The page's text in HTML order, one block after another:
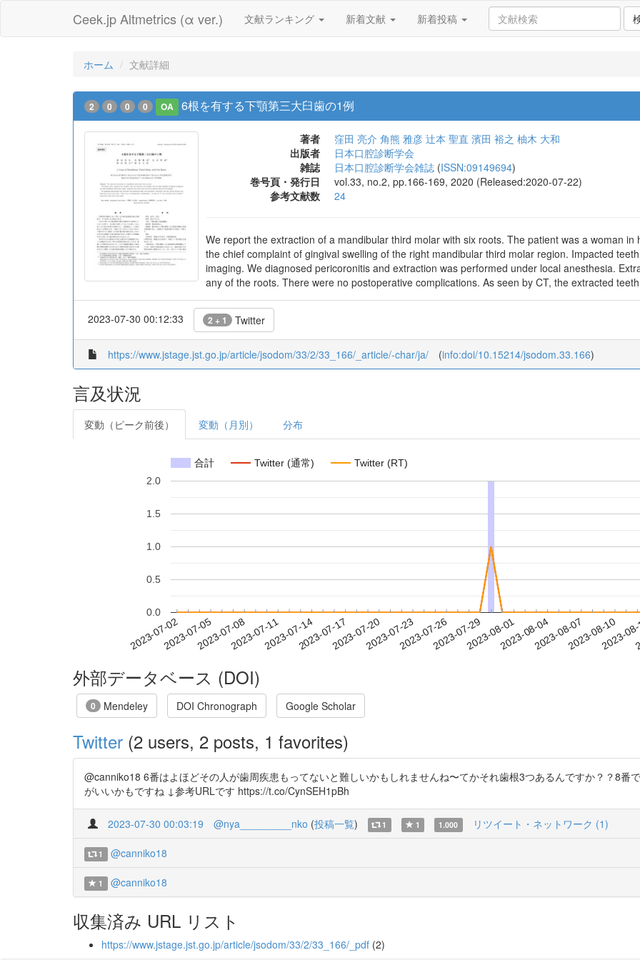
Ceek.jp Altmetrics (α ver.) 文献ランキング 新着文献 新着投稿
ホーム 文献詳細
2 0 0 0 OA 6根を有する下顎第三大臼歯の1例
著者 窪田 亮介 角熊 雅彦 辻本 聖直 濱田 裕之 柚木 大和
出版者
日本口腔診断学会
雑誌
日本口腔診断学会雑誌 (ISSN:09149694)
巻号頁・発行日
vol.33, no.2, pp.166-169, 2020 (Released:2020-07-22)
参考文献数
24
We report the extraction of a mandibular third molar with six roots. The patient was a woman
the chief complaint of gingival swelling of the right mandibular third molar region. Impacted
imaging. We diagnosed pericoronitis and extraction was performed under local anesthesia.
any of the roots. There were no postoperative complications. As seen by CT, the extracted
2023-07-30 00:12:33 2 + 1 Twitter
https://www.jstage.jst.go.jp/article/jsodom/33/2/33_166/_article/-char/ja/ (info:doi/10.15214/jsodom.33.166)
言及状況
変動（ピーク前後） 変動（月別） 分布
合計 Twitter (通常) Twitter (RT)
2023-07-022023-07-052023-07-082023-07-112023-07-142023-07-172023-07-202023-07-232023-07-262023-07-292023-08-012023-08-042023-08-072023-08-10
2023-
0.0
0.5
1.0
1.5
2.0
外部データベース (DOI)
0 Mendeley DOI Chronograph Google Scholar
Twitter (2 users, 2 posts, 1 favorites)
@canniko18 6番はよほどその人が歯周疾患もってないと難しいかもしれませんね〜てかそれ歯根3つあるんですか？？8番
がいいかもですね ↓参考URLです https://t.co/CynSEH1pBh
2023-07-30 00:03:19 @nya_________nko (投稿一覧) 1 1 1.000 リツイート・ネットワーク (1)
1 @canniko18
1 @canniko18
収集済み URL リスト
https://www.jstage.jst.go.jp/article/jsodom/33/2/33_166/_pdf (2)